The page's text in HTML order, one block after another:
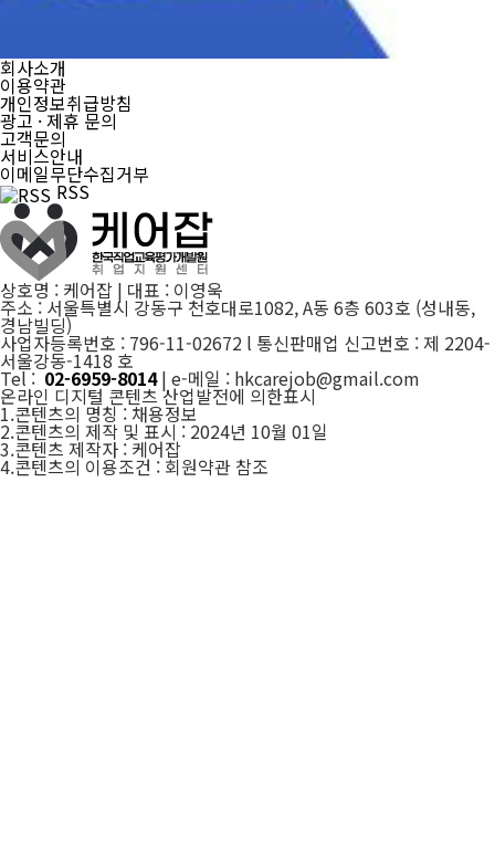
회사소개
이용약관
개인정보취급방침
광고 · 제휴 문의
고객문의
서비스안내
이메일무단수집거부
RSS
상호명 : 케어잡 | 대표 : 이영욱
주소 : 서울특별시 강동구 천호대로1082, A동 6층 603호 (성내동,
경남빌딩)
사업자등록번호 : 796-11-02672 l 통신판매업 신고번호 : 제 2204-
서울강동-1418 호
Tel :02-6959-8014| e-메일 : hkcarejob@gmail.com
온라인 디지털 콘텐츠 산업발전에 의한표시
1.콘텐츠의 명칭 : 채용정보
2.콘텐츠의 제작 및 표시 : 2024년 10월 01일
3.콘텐츠 제작자 : 케어잡
4.콘텐츠의 이용조건 : 회원약관 참조